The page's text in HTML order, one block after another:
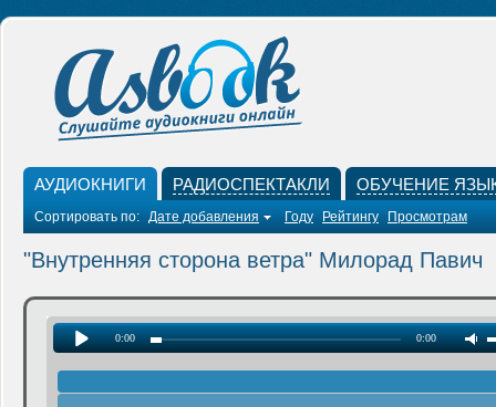
АУДИОКНИГИ РАДИОСПЕКТАКЛИ ОБУЧЕНИЕ
Сортировать по: Дате добавления Году Рейтингу Просмотрам
"Внутренняя сторона ветра" Милорад Павич
0:00 0:00